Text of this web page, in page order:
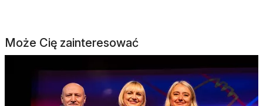
Może Cię zainteresować